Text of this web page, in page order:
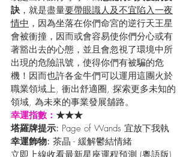
訣 ，就是盡量要帶眼識人及不宜陷入一夜
情中 ，因為坐落在你們命宮的逆行天王星
會被衝撞，因而或會容易使你們分心或有
著豁出去的心態，並且會忽視了環境中所
出現的危險訊號，使得你們有被騙的危
機！因而也許各金牛們可以運用這團火於
職業領域上, 衝出舒適圈, 探索更多未知的
領域, 為未來的事業發展舖路。
幸運指數： ★★★
塔羅牌提示: Page of Wands 宜放下我執
幸運飾物: 茶晶 - 緩解鬱結情緒
立即上線收看最新星座運程預測 (粵語版)